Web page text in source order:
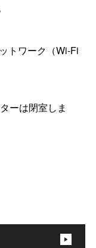
トワーク（Wi-Fi
ーは閉室しま